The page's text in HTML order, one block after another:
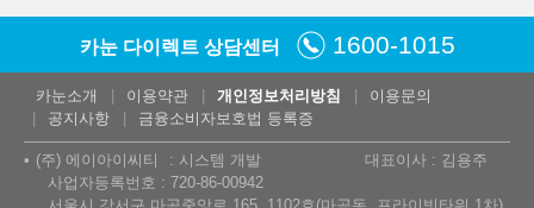
카눈 다이렉트 상담센터 1600-1015
카눈소개 이용약관 개인정보처리방침
이용문의
공지사항
금융소비자보호법 등록증
(주) 에이아이씨티 시스템 개발
대표이사 : 김용주
사업자등록번호 : 720-86-00942